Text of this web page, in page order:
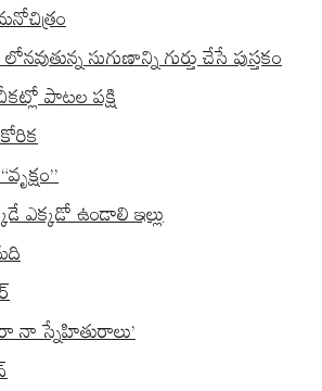
సుగుణాన్ని గుర్తు చేసే పుస్తకం
పాటల పక్షి
ఎక్కడో ఉండాలి ఇల్లు
నా స్నేహితురాలు’